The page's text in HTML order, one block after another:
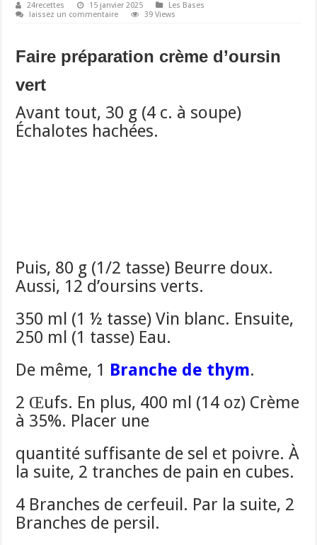
24recettes 15 janvier 2025
Les Bases
laissez un commentaire
39 Views
Faire préparation crème d’oursin
vert
Avant tout, 30 g (4 c. à soupe)
Échalotes hachées.
Puis, 80 g (1/2 tasse) Beurre doux.
Aussi, 12 d’oursins verts.
350 ml (1 ½ tasse) Vin blanc. Ensuite,
250 ml (1 tasse) Eau.
De même, 1 Branche de thym.
2 Œufs. En plus, 400 ml (14 oz) Crème
à 35%. Placer une
quantité suffisante de sel et poivre. À
la suite, 2 tranches de pain en cubes.
4 Branches de cerfeuil. Par la suite, 2
Branches de persil.